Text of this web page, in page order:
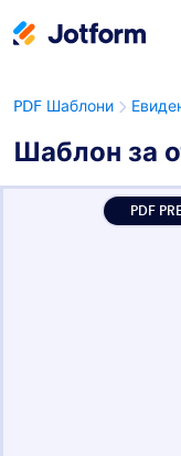
PDF Шаблони
Шаблон за
PDF